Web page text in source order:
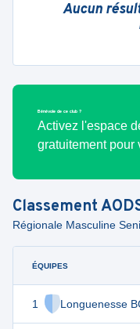
Aucun
Bénévole de ce club ?
Activez l'espace
gratuitement pour
Classement
Régionale Masculine
ÉQUIPES
1 Longuenesse